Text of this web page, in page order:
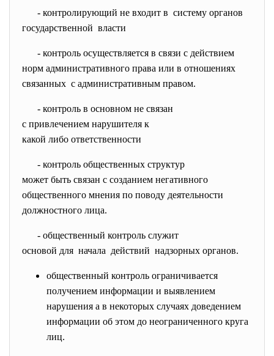
- контролирующий не входит в систему органов
государственной власти
- контроль осуществляется в связи с действием
норм административного права или в отношениях
связанных с административным правом.
- контроль в основном не связан
с привлечением нарушителя к
какой либо ответственности
- контроль общественных структур
может быть связан с созданием негативного
общественного мнения по поводу деятельности
должностного лица.
- общественный контроль служит
основой для начала действий надзорных органов.
общественный контроль ограничивается
получением информации и выявлением
нарушения а в некоторых случаях доведением
информации об этом до неограниченного круга
лиц.